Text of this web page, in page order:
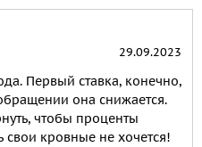
29.09.2023
Первый ставка, конечно,
она снижается.
чтобы проценты
свои кровные не хочется!